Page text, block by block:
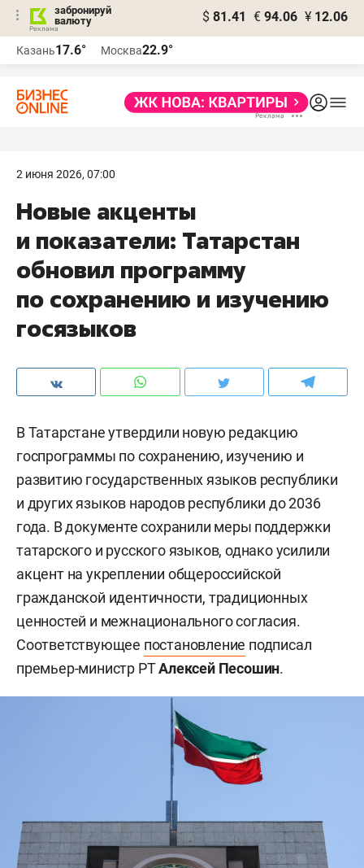
забронируй
валюту
$ 81.41 € 94.06 ¥ 12.06
Казань17.6° Москва22.9°
2 июня 2026, 07:00
Новые акценты
и показатели: Татарстан
обновил программу
по сохранению и изучению
госязыков
В Татарстане утвердили новую редакцию
госпрограммы по сохранению, изучению и
развитию государственных языков республики
и других языков народов республики до 2036
года. В документе сохранили меры поддержки
татарского и русского языков, однако усилили
акцент на укреплении общероссийской
гражданской идентичности, традиционных
ценностей и межнационального согласия.
Соответствующее постановление подписал
премьер-министр РТАлексей Песошин.